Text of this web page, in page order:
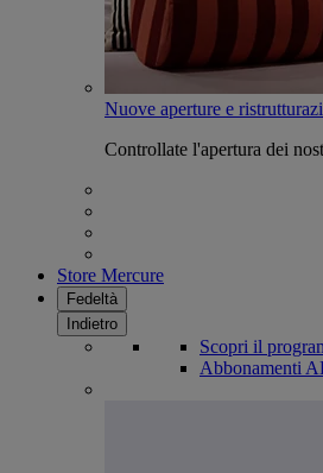
Nuove aperture e
Controllate l'apertura dei
Store Mercure
Fedeltà
Indietro
Scopri il
Abbonamenti